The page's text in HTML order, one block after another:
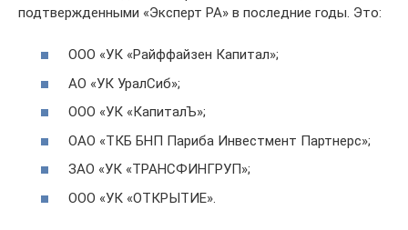
подтвержденными «Эксперт РА» в последние годы. Это:
ООО «УК «Райффайзен Капитал»;
АО «УК УралСиб»;
ООО «УК «КапиталЪ»;
ОАО «ТКБ БНП Париба Инвестмент Партнерс»;
ЗАО «УК «ТРАНСФИНГРУП»;
ООО «УК «ОТКРЫТИЕ».